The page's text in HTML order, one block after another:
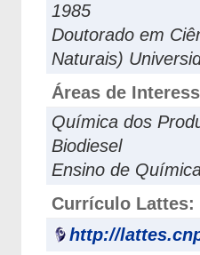
1985
Doutorado em
Naturais)
Áreas de
Química dos
Biodiesel
Ensino de
Currículo Lattes:
http://